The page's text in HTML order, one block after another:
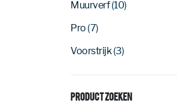
Muurverf (10)
Pro (7)
Voorstrijk(3)
Product Zoeken